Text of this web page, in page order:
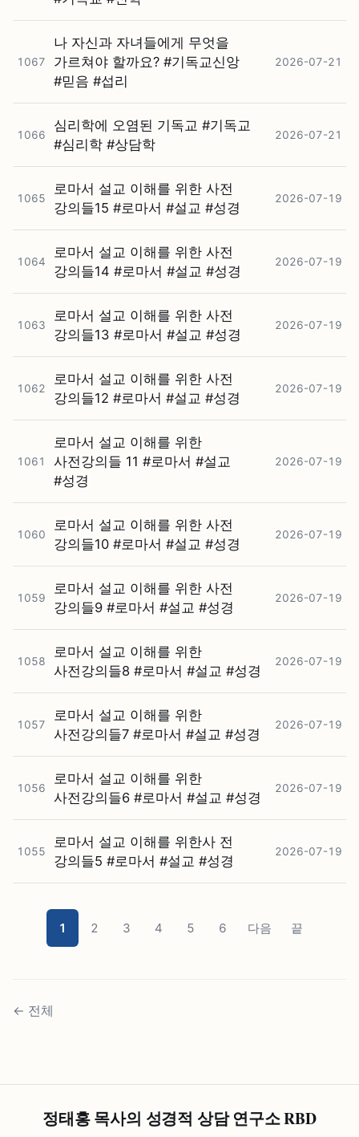
1067
나 자신과 자녀들에게 무엇을
가르쳐야 할까요? #⁠기독교신앙
#⁠믿음 #⁠섭리
2026-07-21
1066
심리학에 오염된 기독교 #⁠기독교
#⁠심리학 #⁠상담학
2026-07-21
1065
로마서 설교 이해를 위한 사전
강의들15 #⁠로마서 #⁠설교 #⁠성경
2026-07-19
1064
로마서 설교 이해를 위한 사전
강의들14 #⁠로마서 #⁠설교 #⁠성경
2026-07-19
1063
로마서 설교 이해를 위한 사전
강의들13 #⁠로마서 #⁠설교 #⁠성경
2026-07-19
1062
로마서 설교 이해를 위한 사전
강의들12 #⁠로마서 #⁠설교 #⁠성경
2026-07-19
1061
로마서 설교 이해를 위한
사전강의들 11 #⁠로마서 #⁠설교
#⁠성경
2026-07-19
1060
로마서 설교 이해를 위한 사전
강의들10 #⁠로마서 #⁠설교 #⁠성경
2026-07-19
1059
로마서 설교 이해를 위한 사전
강의들9 #⁠로마서 #⁠설교 #⁠성경
2026-07-19
1058
로마서 설교 이해를 위한
사전강의들8 #⁠로마서 #⁠설교 #⁠성경
2026-07-19
1057
로마서 설교 이해를 위한
사전강의들7 #⁠로마서 #⁠설교 #⁠성경
2026-07-19
1056
로마서 설교 이해를 위한
사전강의들6 #⁠로마서 #⁠설교 #⁠성경
2026-07-19
1055
로마서 설교 이해를 위한사 전
강의들5 #⁠로마서 #⁠설교 #⁠성경
2026-07-19
1 2 3 4 5 6 다음 끝
← 전체
정태홍 목사의 성경적 상담 연구소 RBD